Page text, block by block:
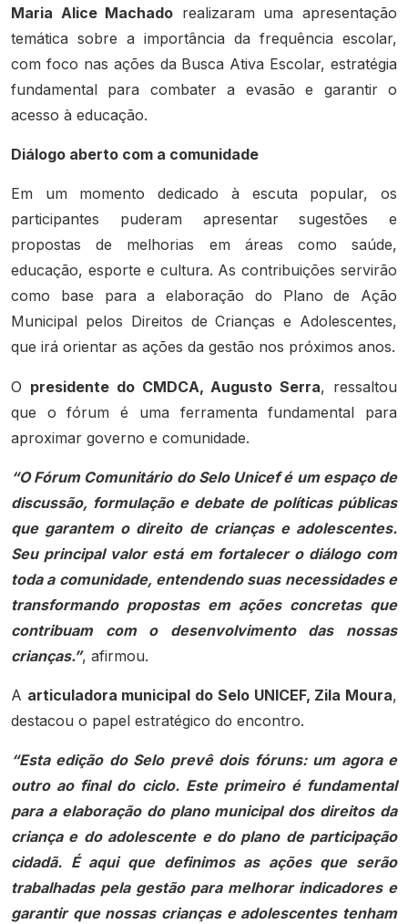
Maria Alice Machado realizaram uma apresentação
temática sobre a importância da frequência escolar,
com foco nas ações da Busca Ativa Escolar, estratégia
fundamental para combater a evasão e garantir o
acesso à educação.
Diálogo aberto com a comunidade
Em um momento dedicado à escuta popular, os
participantes puderam apresentar sugestões e
propostas de melhorias em áreas como saúde,
educação, esporte e cultura. As contribuições servirão
como base para a elaboração do Plano de Ação
Municipal pelos Direitos de Crianças e Adolescentes,
que irá orientar as ações da gestão nos próximos anos.
O presidente do CMDCA, Augusto Serra, ressaltou
que o fórum é uma ferramenta fundamental para
aproximar governo e comunidade.
“O Fórum Comunitário do Selo Unicef é um espaço de
discussão, formulação e debate de políticas públicas
que garantem o direito de crianças e adolescentes.
Seu principal valor está em fortalecer o diálogo com
toda a comunidade, entendendo suas necessidades e
transformando propostas em ações concretas que
contribuam com o desenvolvimento das nossas
crianças.”, afirmou.
A articuladora municipal do Selo UNICEF, Zila Moura,
destacou o papel estratégico do encontro.
“Esta edição do Selo prevê dois fóruns: um agora e
outro ao final do ciclo. Este primeiro é fundamental
para a elaboração do plano municipal dos direitos da
criança e do adolescente e do plano de participação
cidadã. É aqui que definimos as ações que serão
trabalhadas pela gestão para melhorar indicadores e
garantir que nossas crianças e adolescentes tenham